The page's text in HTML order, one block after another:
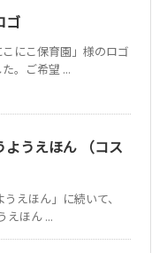
ゴ
にこ保育園」様のロゴ
。ご希望 ...
うえほん （コス
えほん」に続いて、
えほん ...